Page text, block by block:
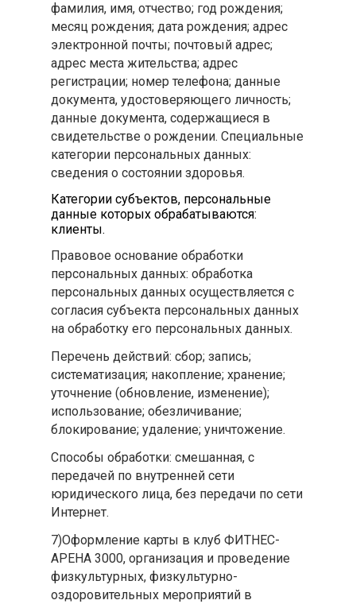
фамилия, имя, отчество; год рождения;
месяц рождения; дата рождения; адрес
электронной почты; почтовый адрес;
адрес места жительства; адрес
регистрации; номер телефона; данные
документа, удостоверяющего личность;
данные документа, содержащиеся в
свидетельстве о рождении. Специальные
категории персональных данных:
сведения о состоянии здоровья.
Категории субъектов, персональные
данные которых обрабатываются:
клиенты.
Правовое основание обработки
персональных данных: обработка
персональных данных осуществляется с
согласия субъекта персональных данных
на обработку его персональных данных.
Перечень действий: сбор; запись;
систематизация; накопление; хранение;
уточнение (обновление, изменение);
использование; обезличивание;
блокирование; удаление; уничтожение.
Способы обработки: смешанная, с
передачей по внутренней сети
юридического лица, без передачи по сети
Интернет.
7)Оформление карты в клуб ФИТНЕС-
АРЕНА 3000, организация и проведение
физкультурных, физкультурно-
оздоровительных мероприятий в